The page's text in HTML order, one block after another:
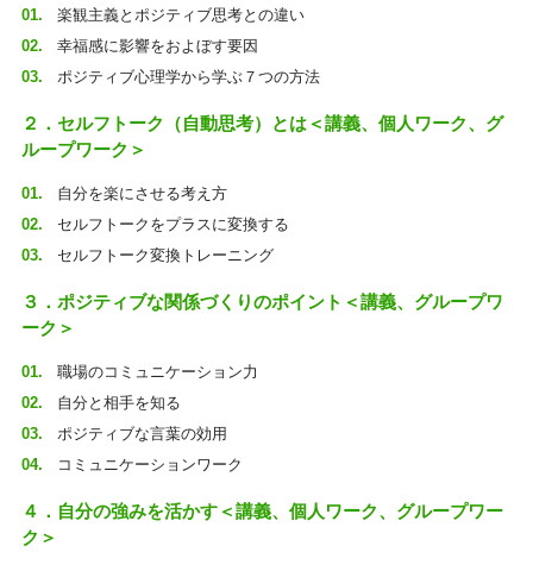
楽観主義とポジティブ思考との違い
幸福感に影響をおよぼす要因
ポジティブ心理学から学ぶ７つの方法
２．セルフトーク（自動思考）とは＜講義、個人ワーク、グ
ループワーク＞
自分を楽にさせる考え方
セルフトークをプラスに変換する
セルフトーク変換トレーニング
３．ポジティブな関係づくりのポイント＜講義、グループワ
ーク＞
職場のコミュニケーション力
自分と相手を知る
ポジティブな言葉の効用
コミュニケーションワーク
４．自分の強みを活かす＜講義、個人ワーク、グループワー
ク＞